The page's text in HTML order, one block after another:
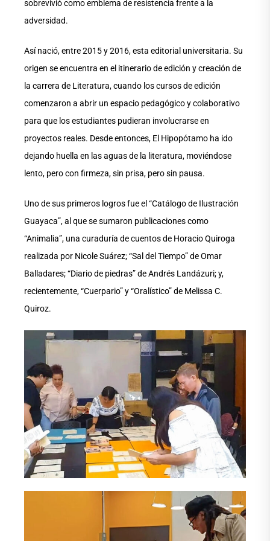
sobrevivió como emblema de resistencia frente a la
adversidad.
Así nació, entre 2015 y 2016, esta editorial universitaria. Su
origen se encuentra en el itinerario de edición y creación de
la carrera de Literatura, cuando los cursos de edición
comenzaron a abrir un espacio pedagógico y colaborativo
para que los estudiantes pudieran involucrarse en
proyectos reales. Desde entonces, El Hipopótamo ha ido
dejando huella en las aguas de la literatura, moviéndose
lento, pero con firmeza, sin prisa, pero sin pausa.
Uno de sus primeros logros fue el “Catálogo de Ilustración
Guayaca”, al que se sumaron publicaciones como
“Animalia”, una curaduría de cuentos de Horacio Quiroga
realizada por Nicole Suárez; “Sal del Tiempo” de Omar
Balladares; “Diario de piedras” de Andrés Landázuri; y,
recientemente, “Cuerpario” y “Oralístico” de Melissa C.
Quiroz.